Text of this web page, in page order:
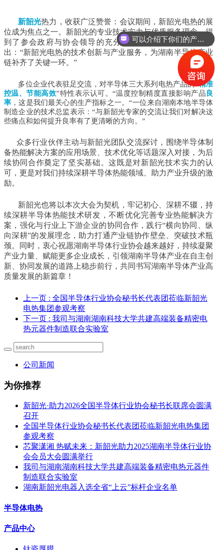
新韶光热力，收获广泛赞誉：会议期间，新韶光电热的展
位成为焦点之一。新韶光的专业技术实力与优质服务理念，得
到了参会政府与协会领导的充分支持与肯定，协会领导指
出：“新韶光电热的技术创新与产业服务，为湖南半导体产业
链补齐了关键一环。”
多位企业代表驻足交流，对半导体三大系列电热产品的“
精准
控温、节能高效”特性表示认可。“温度控制精度直接影响产品 良
率 ，这是我们最关心的生产指标之一。“一位来自湖南本地半导体
制造企业的技术总监表示：“与新韶光专家的交流让我们对解决这
些痛点和如何提升良率有了更清晰的方向。”
众多行业伙伴主动与新韶光团队交流探讨，围绕半导体制
备热能解决方案的应用场景、技术优化等话题深入对接，为后
续协同合作奠定了坚实基础。这既是对新韶光技术实力的认
可，更是对我们持续深耕半导体热能领域、助力产业升级的激
励。
新韶光也将以本次大会为契机，牢记初心、深耕不辍，持
续深耕半导体热能技术研发，不断优化完善专业热能解决方
案，强化与行业上下游企业的协同合作，践行“横向协同、纵
向深耕”的发展理念，助力打通产业链协作壁垒、突破技术瓶
颈。同时，衷心祝愿湖南半导体行业协会越来越好，持续凝聚
产业力量、赋能更多企业成长，引领湖南半导体产业在自主创
新、协同发展的道路上稳步前行，共同书写湖南半导体产业高
质量发展的新篇章！
上一页 : 全国半导体行业协会秘书长代表团莅临新韶光
电热集团参观考察
下一页 : 我司与湖南湖南科技大学共建高端装备精密电
热元器件制造联合实验室
公司新闻
为你推荐
新韶光·助力2026全国半导体行业协会秘书长联席会圆满
召开
全国半导体行业协会秘书长代表团莅临新韶光电热集团
参观考察
芯聚潇湘 热赋未来：新韶光助力2025湖南半导体行业协
会会员大会圆满举行
我司与湖南湖南科技大学共建高端装备精密电热元器件
制造联合实验室
湖南新韶光电器入选全省“上云”标杆企业名单
半导体电热
产品中心
可以介绍下你们的产品么？